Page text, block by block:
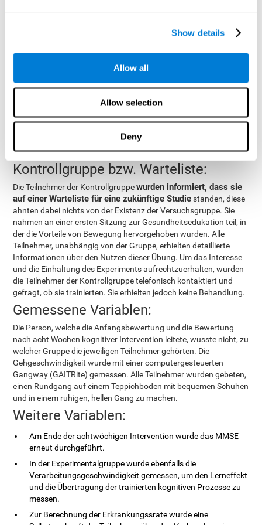
Show details
Allow all
Allow selection
Deny
CogniFit, die etwa 45 Minuten dauert. Diese Bewertung
Teilnehmers zu bestimmen und die Schwierigkeit der Aufgaben
entsprechend seiner Schwächen oder Stärken anzupassen.
computergestützten Trainingseinheiten bestanden aus zwei
Trainingszyklen von CogniFit
15-20 Minuten und bestand aus drei Aufgaben. Die
Teilnehmenden machten das kognitive Training für 45-60 Minuten
mindestens einem Ruhetag zwischen den Sitzungen. Die
Teilnehmer nahmen an 99,2% der Sitzungen teil.
Kontrollgruppe bzw. Warteliste:
Die Teilnehmer der Kontrollgruppewurden informiert, dass sie
auf einer Warteliste für eine zukünftige Studiestanden, diese
ahnten dabei nichts von der Existenz der Versuchsgruppe. Sie
nahmen an einer ersten Sitzung zur Gesundheitsedukation teil, in
der die Vorteile von Bewegung hervorgehoben wurden. Alle
Teilnehmer, unabhängig von der Gruppe, erhielten detaillierte
Informationen über den Nutzen dieser Übung. Um das Interesse
und die Einhaltung des Experiments aufrechtzuerhalten, wurden
die Teilnehmer der Kontrollgruppe telefonisch kontaktiert und
gefragt, ob sie trainierten. Sie erhielten jedoch keine Behandlung.
Gemessene Variablen:
Die Person, welche die Anfangsbewertung und die Bewertung
nach acht Wochen kognitiver Intervention leitete, wusste nicht, zu
welcher Gruppe die jeweiligen Teilnehmer gehörten. Die
Gehgeschwindigkeit wurde mit einer computergesteuerten
Gangway (GAITRite) gemessen. Alle Teilnehmer wurden gebeten,
einen Rundgang auf einem Teppichboden mit bequemen Schuhen
und in einem ruhigen, hellen Gang zu machen.
Weitere Variablen:
Am Ende der achtwöchigen Intervention wurde das MMSE
erneut durchgeführt.
In der Experimentalgruppe wurde ebenfalls die
Verarbeitungsgeschwindigkeit gemessen, um den Lerneffekt
und die Übertragung der trainierten kognitiven Prozesse zu
messen.
Zur Berechnung der Erkrankungssrate wurde eine